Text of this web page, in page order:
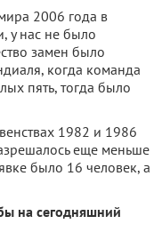
2006 года в
у нас не было
замен было
когда команда
пять, тогда было
1982 и 1986
еще меньше
было 16 человек, а
на сегодняшний